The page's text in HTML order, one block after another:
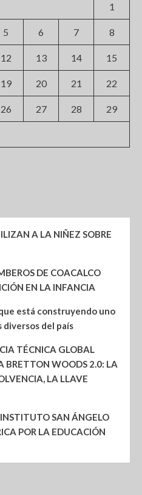
1
5 6 7 8
12 13 14 15
19 20 21 22
26 27 28 29
A LA NIÑEZ SOBRE
DE COACALCO
EN LA INFANCIA
está construyendo uno
diversos del país
TÉCNICA GLOBAL
BRETTON WOODS 2.0: LA
LA LLAVE
SAN ÁNGELO
POR LA EDUCACIÓN